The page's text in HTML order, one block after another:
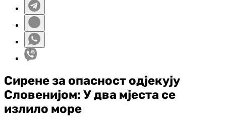
Сирене за опасност одјекују
Словенијом: У два мјеста се
излило море